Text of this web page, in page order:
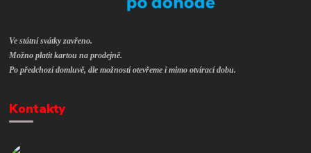
Ve státní svátky zavřeno.
Možno platit kartou na prodejně.
Po předchozí domluvě, dle možností otevřeme i mimo otvírací dobu.
Kontakty